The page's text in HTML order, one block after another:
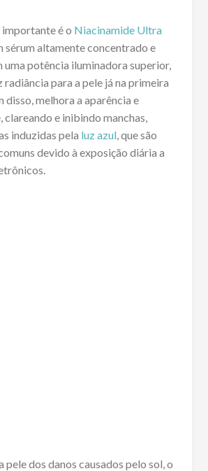
é o Niacinamide Ultra
sérum altamente concentrado e
uma potência iluminadora superior,
radiância para a pele já na primeira
disso, melhora a aparência e
clareando e inibindo manchas,
induzidas pela luz azul, que são
devido à exposição diária a
pele dos danos causados pelo sol, o